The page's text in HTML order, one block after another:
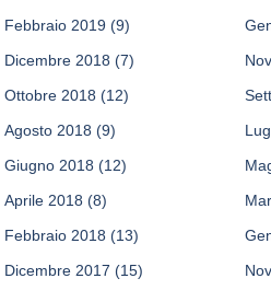
Febbraio 2019 (9)
Dicembre 2018 (7)
Ottobre 2018 (12)
Agosto 2018 (9)
Giugno 2018 (12)
Aprile 2018 (8)
Febbraio 2018 (13)
Dicembre 2017 (15)